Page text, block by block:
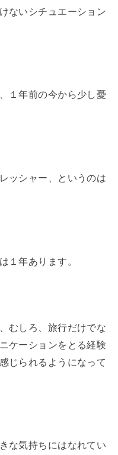
ないシチュエーション
１年前の今から少し憂
ッシャー、というのは
１年あります。
むしろ、旅行だけでな
ケーションをとる経験
じられるようになって
な気持ちにはなれてい